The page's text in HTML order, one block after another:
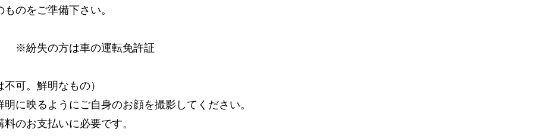
のをご準備下さい。
※紛失の方は車の運転免許証
不可。鮮明なもの）
に映るようにご自身のお顔を撮影してください。
のお支払いに必要です。